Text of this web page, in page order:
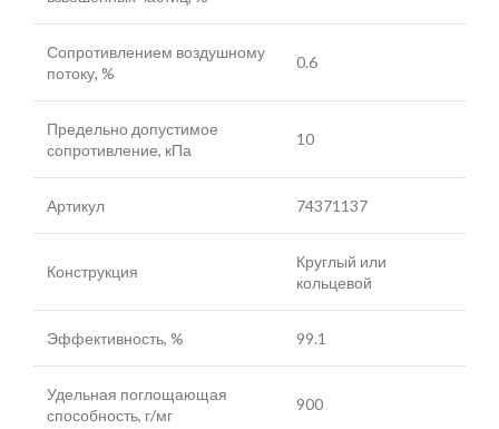
Сопротивлением воздушному
потоку, %
0.6
Предельно допустимое
сопротивление, кПа
10
Артикул 74371137
Конструкция
Круглый или
кольцевой
Эффективность, % 99.1
Удельная поглощающая
способность, г/мг
900